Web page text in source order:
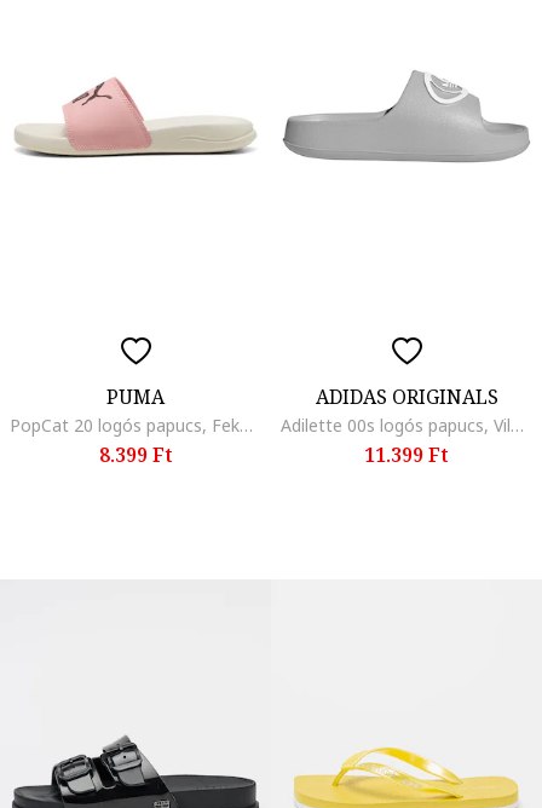
PUMA
PopCat 20 logós papucs, Fekete/Púderrózsaszín/Krémszín
8.399 Ft
ADIDAS ORIGINALS
Adilette 00s logós papucs, Világosszürke
11.399 Ft